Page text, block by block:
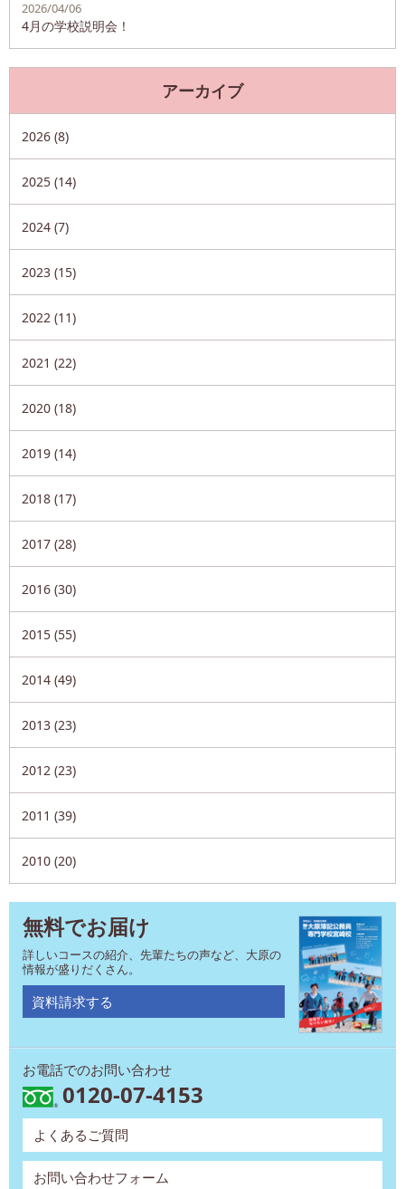
2026/04/06
4月の学校説明会！
アーカイブ
2026 (8)
2025 (14)
2024 (7)
2023 (15)
2022 (11)
2021 (22)
2020 (18)
2019 (14)
2018 (17)
2017 (28)
2016 (30)
2015 (55)
2014 (49)
2013 (23)
2012 (23)
2011 (39)
2010 (20)
無料でお届け
詳しいコースの紹介、先輩たちの声など、大原の
情報が盛りだくさん。
資料請求する
お電話でのお問い合わせ
0120-07-4153
よくあるご質問
お問い合わせフォーム